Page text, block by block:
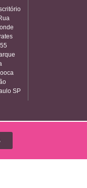
SP